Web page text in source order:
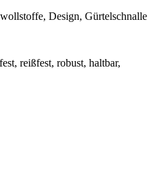
Design, Gürtelschnalle
reißfest, robust, haltbar,